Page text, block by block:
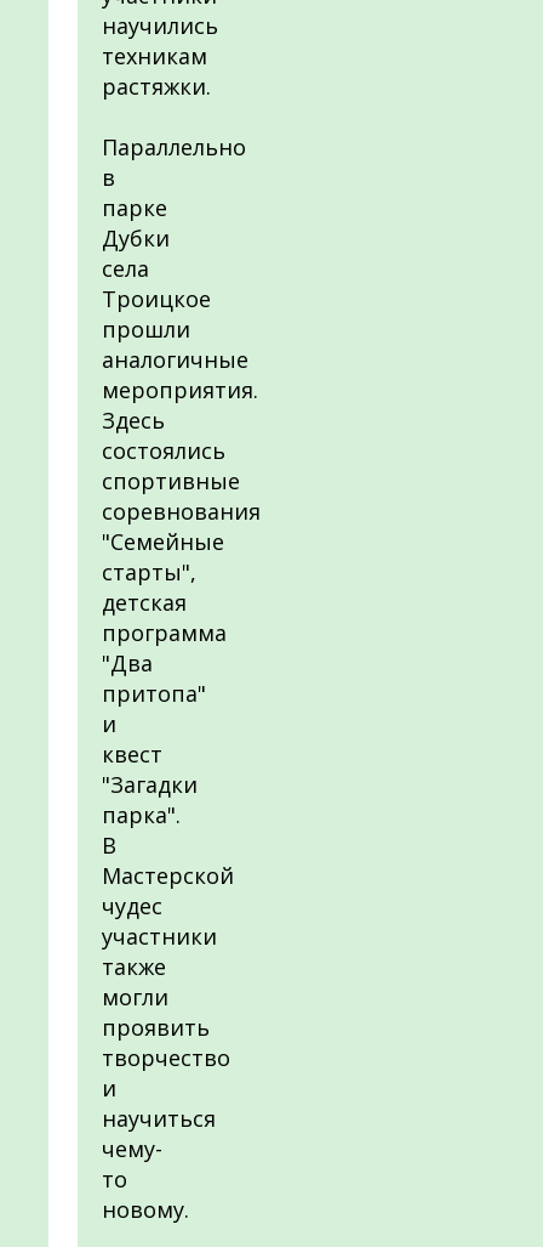
научились
техникам
растяжки.
Параллельно
в
парке
Дубки
села
Троицкое
прошли
аналогичные
мероприятия.
Здесь
состоялись
спортивные
соревнования
"Семейные
старты",
детская
программа
"Два
притопа"
и
квест
"Загадки
парка".
В
Мастерской
чудес
участники
также
могли
проявить
творчество
и
научиться
чему-
то
новому.